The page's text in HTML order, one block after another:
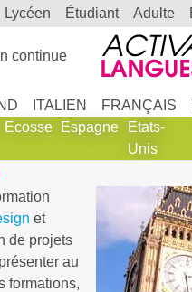
lycéen étudiant adulte
continue
ITALIEN FRANÇAIS
Ecosse Espagne
Etats-
Unis
et
de projets
au
formations,